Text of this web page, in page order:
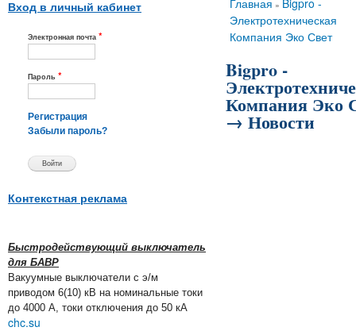
Вход в личный кабинет
Электронная почта *
Пароль *
Регистрация
Забыли пароль?
Контекстная реклама
Быстродействующий выключатель
для БАВР
Вакуумные выключатели с э/м
приводом 6(10) кВ на номинальные токи
до 4000 А, токи отключения до 50 кА
chc.su
Вы здесь
Главная » Bigpro -
Электротехническая
Компания Эко Свет
Bigpro -
Компания Эко
→ Новости